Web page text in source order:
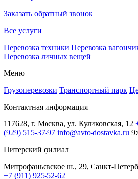
Заказать обратный звонок
Все услуги
Перевозка техники Перевозка
Перевозка личных вещей
Меню
Грузоперевозки Транспортный парк
Контактная информация
117628, г. Москва, ул. Куликовская, 12
(929) 515-37-97 info@avto-dostavka.ru
Питерский филиал
Митрофаньевское ш., 29, Санкт-
+7 (911) 925-52-62